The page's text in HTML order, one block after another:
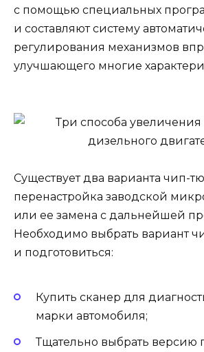
с помощью специальных
и составляют систему
регулирования механизмов
улучшающего многие
Существует два варианта чип-
перенастройка заводской
или ее замена с дальнейшей
Необходимо выбрать вариант
и подготовиться:
Купить сканер для
марки автомобиля;
Тщательно выбрать версию